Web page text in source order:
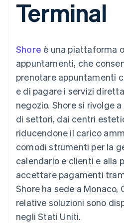
flessibile
Metodi di
pagamento
Terminal
persona
Authorization
Accettazione
ottimizzata
Link
Pagamento
accelerato
Connections
Conti finanziari
della
Stripe
Data
dei dati
Product roadmap
Gestione del
Piattaforme
SaaS
Per settore
Aziende di IA
Creator
Gaming
Ospitalità,
tempo libero
Assicurazione
Organizzazioni
profit
Servizi
Pubblica
Commercio al
Gestire gli
abbonamenti
Offrire addebiti
garantite da
Esegui il
gestisci i
agenti
Risorse
Integrazioni
Esempi di
Blog per
Stato dell'API
Roadmap del
Conferenza
Sala stampa
Stripe Press
Recapiti
Contattaci
Diventa
Terminal
Shore è una piattaforma
appuntamenti, che
prenotare appuntamenti
e di pagare i servizi
negozio. Shore si rivolge
di settori, dai centri
riducendone il carico
comodi strumenti per la
calendario e clienti e alla
accettare pagamenti
Shore ha sede a Monaco,
relative soluzioni sono
negli Stati Uniti.